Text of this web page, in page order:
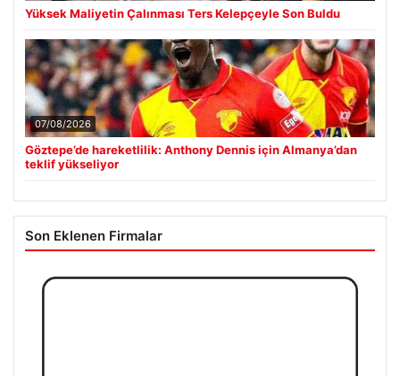
Yüksek Maliyetin Çalınması Ters Kelepçeyle Son Buldu
07/08/2026
Göztepe’de hareketlilik: Anthony Dennis için Almanya’dan
teklif yükseliyor
Son Eklenen Firmalar